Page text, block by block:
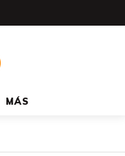
MÁS